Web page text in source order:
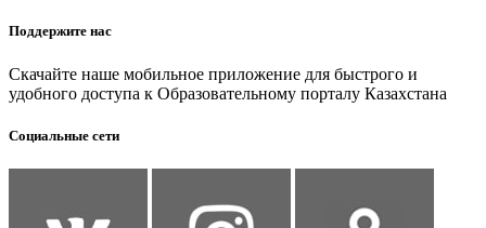
Поддержите нас
Скачайте наше мобильное приложение для быстрого и
удобного доступа к Образовательному порталу Казахстана
Социальные сети